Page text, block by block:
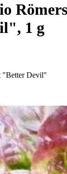
1 g
"Better Devil"